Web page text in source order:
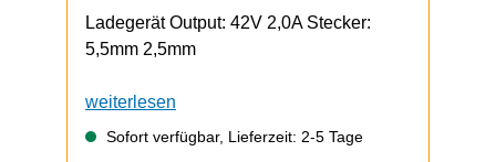
Ladegerät Output: 42V 2,0A Stecker:
5,5mm 2,5mm
weiterlesen
Sofort verfügbar, Lieferzeit: 2-5 Tage